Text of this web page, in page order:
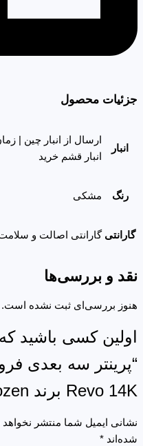
جزئیات محصول
انبار
انبار قشم خرید
رنگ مشکی
گارانتی گارانتی اصالت و سلامت
نقد و بررسی‌ها
هنوز بررسی‌ای ثبت نشده است.
اولین کسی باشید
Revo 14K برند Phrozen”
نشانی ایمیل شما منتشر
شده‌اند *